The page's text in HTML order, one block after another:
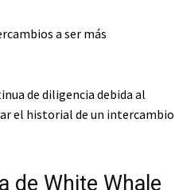
a ser más
de diligencia debida al
el historial de un intercambio
de White Whale